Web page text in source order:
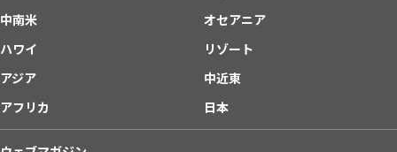
中南米
オセアニア
ハワイ
リゾート
アジア
中近東
アフリカ
日本